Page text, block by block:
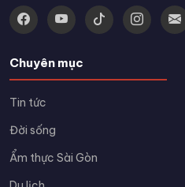
Chuyên mục
Tin tức
Đời sống
Ẩm thực Sài Gòn